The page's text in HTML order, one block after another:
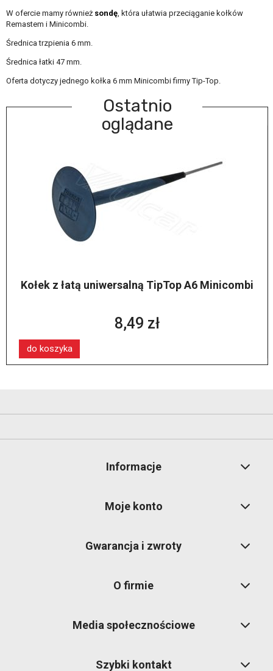
W ofercie mamy również sondę, która ułatwia przeciąganie kołków
Remastem i Minicombi.
Średnica trzpienia 6 mm.
Średnica łatki 47 mm.
Oferta dotyczy jednego kołka 6 mm Minicombi firmy Tip-Top.
Ostatnio
oglądane
Kołek z łatą uniwersalną TipTop A6 Minicombi
8,49 zł
do koszyka
Informacje
Moje konto
Gwarancja i zwroty
O firmie
Media społecznościowe
Szybki kontakt